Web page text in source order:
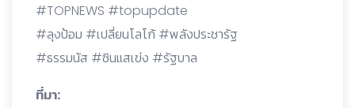
#TOPNEWS #topupdate
#ลุงป้อม #เปลี่ยนโลโก้ #พลังประชารัฐ
#ธรรมนัส #ซินแสเข่ง #รัฐบาล
ที่มา: